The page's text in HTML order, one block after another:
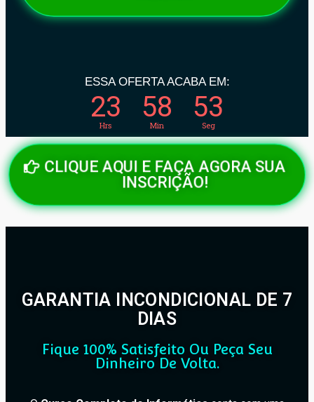
ESSA OFERTA ACABA EM:
23
Hrs
58
Min
51
Seg
CLIQUE AQUI E FAÇA AGORA SUA
INSCRIÇÃO!
GARANTIA INCONDICIONAL DE 7
DIAS
Fique 100% Satisfeito Ou Peça Seu
Dinheiro De Volta.